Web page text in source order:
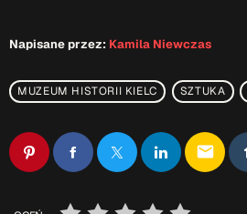
Napisane przez: Kamila Niewczas
MUZEUM HISTORII KIELC SZTUKA
email